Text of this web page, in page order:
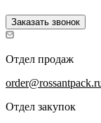
Заказать звонок
Отдел продаж
Отдел закупок